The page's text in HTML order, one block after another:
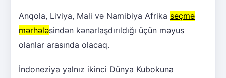
Anqola, Liviya, Mali və Namibiya Afrika seçmə
mərhələsindən kənarlaşdırıldığı üçün məyus
olanlar arasında olacaq.
İndoneziya yalnız ikinci Dünya Kubokuna